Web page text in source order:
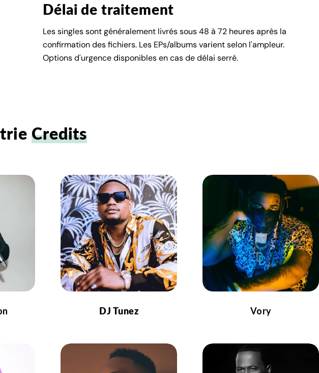
Délai de traitement
Les singles sont généralement livrés sous 48 à 72 heures après la
confirmation des fichiers. Les EPs/albums varient selon l'ampleur.
Options d'urgence disponibles en cas de délai serré.
Credits
DJ Tunez Vory